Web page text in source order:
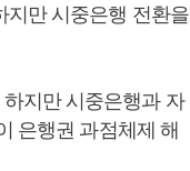
지만 시중은행 전환을
지만 시중은행과 자
은행권 과점체제 해